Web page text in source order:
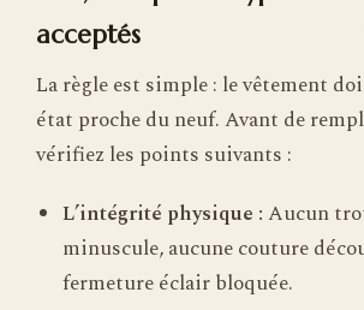
acceptés
La règle est simple : le vêtement
état proche du neuf. Avant de
vérifiez les points suivants :
L’intégrité physique :Aucun
minuscule, aucune couture
fermeture éclair bloquée.